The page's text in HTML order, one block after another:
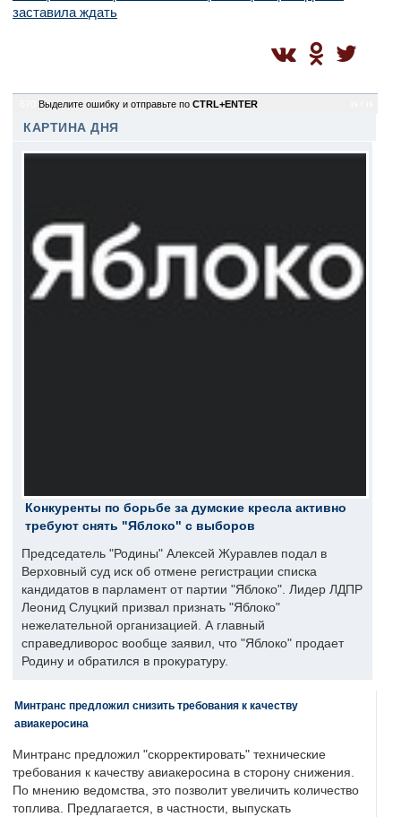
заставила ждать
Выделите ошибку и отправьте по CTRL+ENTER
КАРТИНА ДНЯ
Конкуренты по борьбе за думские кресла активно
требуют снять "Яблоко" с выборов
Председатель "Родины" Алексей Журавлев подал в
Верховный суд иск об отмене регистрации списка
кандидатов в парламент от партии "Яблоко". Лидер ЛДПР
Леонид Слуцкий призвал признать "Яблоко"
нежелательной организацией. А главный
справедливорос вообще заявил, что "Яблоко" продает
Родину и обратился в прокуратуру.
Минтранс предложил снизить требования к качеству
авиакеросина
Минтранс предложил "скорректировать" технические
требования к качеству авиакеросина в сторону снижения.
По мнению ведомства, это позволит увеличить количество
топлива. Предлагается, в частности, выпускать